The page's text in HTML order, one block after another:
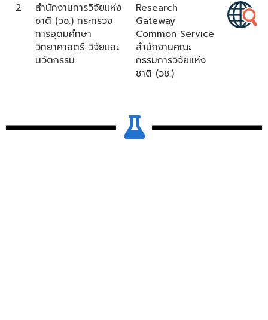
2
สำนักงานการวิจัยแห่ง
ชาติ (วช.) กระทรวง
การอุดมศึกษา
วิทยาศาสตร์ วิจัยและ
นวัตกรรม
Research
Gateway
Common Service
สำนักงานคณะ
กรรมการวิจัยแห่ง
ชาติ (วช.)